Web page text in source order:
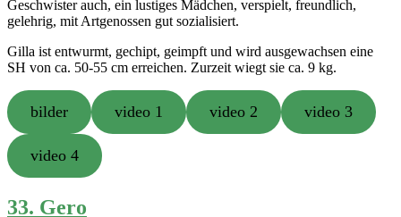
Geschwister auch, ein lustiges Mädchen, verspielt, freundlich,
gelehrig, mit Artgenossen gut sozialisiert.
Gilla ist entwurmt, gechipt, geimpft und wird ausgewachsen eine
SH von ca. 50-55 cm erreichen. Zurzeit wiegt sie ca. 9 kg.
bilder video 1 video 2 video 3
video 4
33. Gero